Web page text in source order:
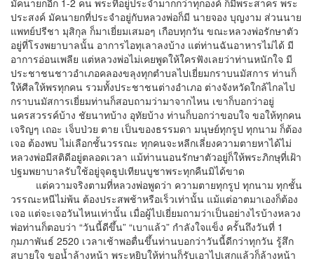
ประสงค์ มัคนายกที่ประจำอยู่กับหลวงพ่อก็มี นายจอง บุญงาม ส่วนนาย
แพทย์ปรีชา มุสิกุล ก็มาเยี่ยมเสมอๆ เกือบทุกวัน ขณะหลวงพ่อรักษาตัว
อยู่ที่โรงพยาบาลนั้น อาการไอทุเลาลงบ้าง แต่ท่านฉันอาหารไม่ได้ มี
อาการอ่อนเพลีย แต่หลวงพ่อไม่เคยพูดให้ใครฟังเลยว่าท่านหนักใจ มี
ประชาชนชาวอำเภอคลองขลุงทุกตำบลไปเยี่ยมกราบนมัสการ ท่านก็
ให้ศีลให้พรทุกคน รวมทั้งประชาชนต่างอำเภอ ต่างจังหวัดใกล้ไกลไป
กราบนมัสการเยี่ยมท่านก็สอบถามว่ามาจากไหน เขาก็บอกว่าอยู่
นครสวรรค์บ้าง ชัยนาทบ้าง อุทัยบ้าง ท่านก็บอกว่าขอบใจ ขอให้ทุกคน
เจริญๆ เถอะ เจ็บป่วย ตาย เป็นของธรรมดา มนุษย์ทุกรูป ทุกนาม ก็ต้อง
เจอ ต้องพบ ไม่เลือกชั้นวรรณะ ทุกคนจะหลีกเลี่ยงความตายหาได้ไม่
หลวงพ่อมีสติดีอยู่ตลอดเวลา แม้ท่านนอนรักษาตัวอยู่ก็ให้พระภิกษุที่เฝ้า
ปฐมพยาบาลรับใช้อยู่จุดธูปเทียนบูชาพระทุกคืนมิได้ขาด
แต่ความจริงตามที่หลวงพ่อพูดว่า ความตายทุกรูป ทุกนาม ทุกชั้น
วรรณะหนีไม่พ้น ต้องประสพช้าหรือเร็วเท่านั้น แม้แต่อาตมาเองก็ต้อง
เจอ แต่จะเจอวันไหนเท่านั้น เมื่อผู้ไปเยี่ยมถามว่าเป็นอย่างไรบ้างหลวง
พ่อท่านก็ตอบว่า “วันนี้ดีขึ้น” “เบาแล้ว” กำลังใจแข็ง ครั้นถึงวันที่ 1
กุมภาพันธ์ 2520 เวลาเช้าพอตื่นขึ้นท่านบอกว่าวันนี้ดีกว่าทุกวัน รู้สึก
สบายใจ ขอน้ำล้างหน้า พระหยิบให้ท่านก็รับเอาไปเสกแล้วก็ล้างหน้า